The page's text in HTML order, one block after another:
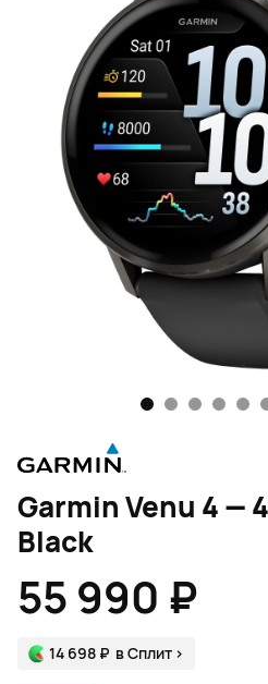
Garmin Venu 4 —
Black
55 990 ₽
14 698 ₽ в Сплит >
1 2 3 4 5